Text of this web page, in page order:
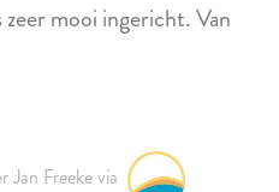
mooi ingericht. Van
Jan Freeke via